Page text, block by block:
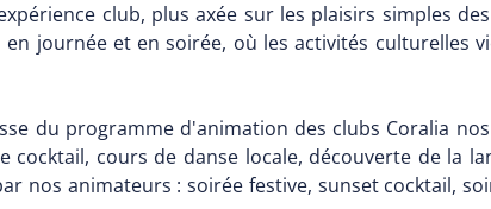
club, plus axée sur les plaisirs simples
journée et en soirée, où les activités culturelles
du programme d'animation des clubs Coralia
cours de danse locale, découverte de la
nos animateurs : soirée festive, sunset cocktail,